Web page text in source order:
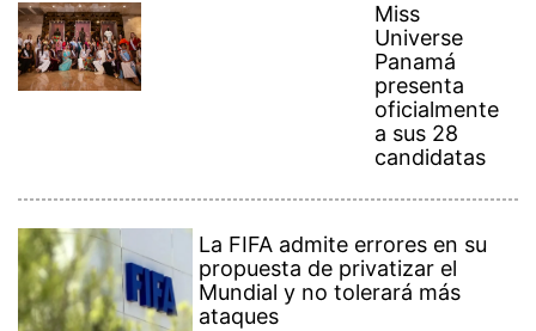
Miss
Universe
Panamá
presenta
oficialmente
a sus 28
candidatas
La FIFA admite errores en su
propuesta de privatizar el
Mundial y no tolerará más
ataques